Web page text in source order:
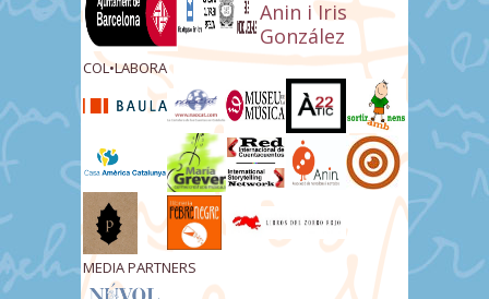
Anin i Iris
González
COL•LABORA
MEDIA PARTNERS